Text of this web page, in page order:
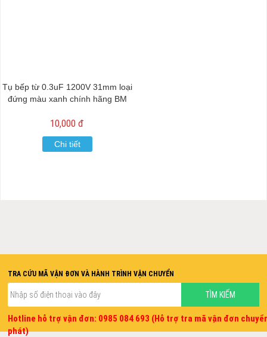
Tụ bếp từ 0.3uF 1200V 31mm loại
đứng màu xanh chính hãng BM
10,000 đ
Chi tiết
TRA CỨU MÃ VẬN ĐƠN VÀ HÀNH TRÌNH VẬN CHUYỂN
Hotline hỗ trợ vận đơn: 0985 084 693 (Hỗ trợ tra mã vận đơn
phát)